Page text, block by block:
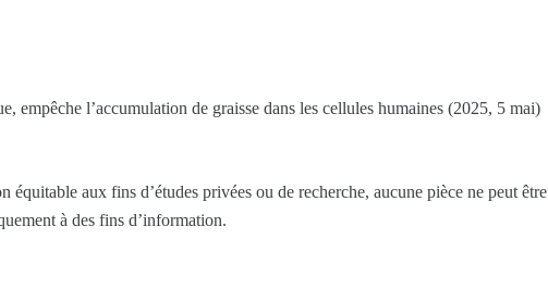
empêche l’accumulation de graisse dans les cellules humaines (2025, 5 mai)
équitable aux fins d’études privées ou de recherche, aucune pièce ne peut être
à des fins d’information.